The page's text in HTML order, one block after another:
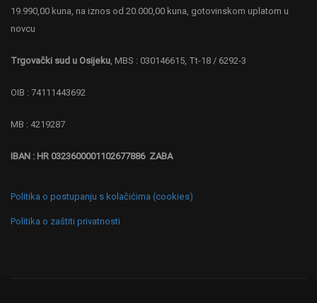
19.990,00 kuna, na iznos od 20.000,00 kuna, gotovinskom uplatom u
novcu
Trgovački sud u Osijeku, MBS : 030146615, Tt-18 / 6292-3
OIB : 74111443692
MB : 4219287
IBAN : HR 0323600001102677886 ZABA
Politika o postupanju s kolačićima (cookies)
Politika o zaštiti privatnosti